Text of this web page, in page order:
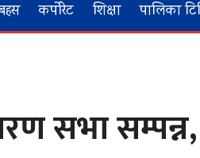
कर्पोरेट शिक्षा पालिका
सभा